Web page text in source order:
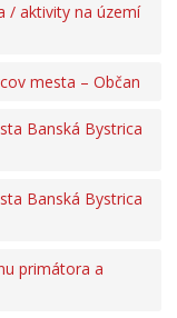
/ aktivity na území
mesta – Občan
Banská Bystrica
Banská Bystrica
primátora a